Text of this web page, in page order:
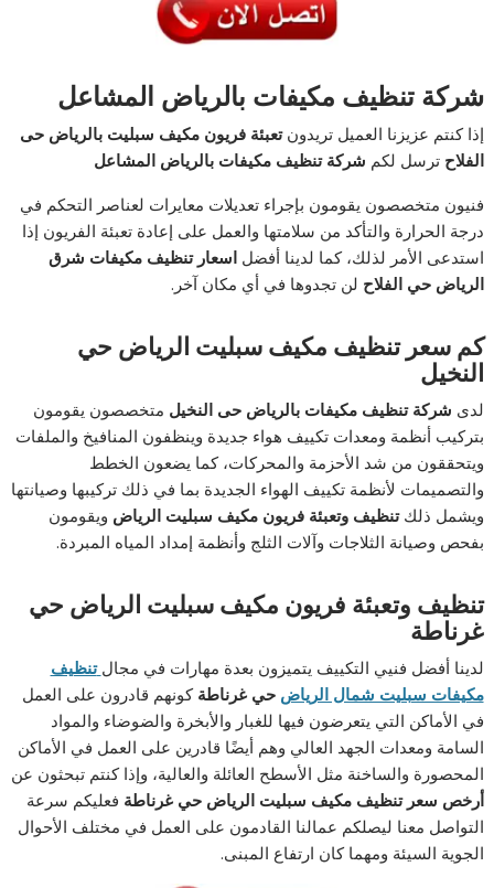
شركة تنظيف مكيفات بالرياض المشاعل
إذا كنتم عزيزنا العميل تريدونتعبئة فريون مكيف سبليت بالرياض حى
الفلاحترسل لكم شركة تنظيف مكيفات بالرياض المشاعل
فنيون متخصصون يقومون بإجراء تعديلات معايرات لعناصر التحكم في
درجة الحرارة والتأكد من سلامتها والعمل على إعادة تعبئة الفريون إذا
استدعى الأمر لذلك، كما لدينا أفضلاسعار تنظيف مكيفات شرق
الرياض حي الفلاح لن تجدوها في أي مكان آخر.
كم سعر تنظيف مكيف سبليت الرياض حي
النخيل
لدى شركة تنظيف مكيفات بالرياض حى النخيل متخصصون يقومون
بتركيب أنظمة ومعدات تكييف هواء جديدة وينظفون المنافيخ والملفات
ويتحققون من شد الأحزمة والمحركات، كما يضعون الخطط
والتصميمات لأنظمة تكييف الهواء الجديدة بما في ذلك تركيبها وصيانتها
ويشمل ذلكتنظيف وتعبئة فريون مكيف سبليت الرياض ويقومون
بفحص وصيانة الثلاجات وآلات الثلج وأنظمة إمداد المياه المبردة.
تنظيف وتعبئة فريون مكيف سبليت الرياض حي
غرناطة
لدينا أفضل فنيي التكييف يتميزون بعدة مهارات في مجال تنظيف
مكيفات سبليت شمال الرياض حي غرناطةكونهم قادرون على العمل
في الأماكن التي يتعرضون فيها للغبار والأبخرة والضوضاء والمواد
السامة ومعدات الجهد العالي وهم أيضًا قادرين على العمل في الأماكن
المحصورة والساخنة مثل الأسطح العائلة والعالية، وإذا كنتم تبحثون عن
أرخص سعر تنظيف مكيف سبليت الرياض حي غرناطة فعليكم سرعة
التواصل معنا ليصلكم عمالنا القادمون على العمل في مختلف الأحوال
الجوية السيئة ومهما كان ارتفاع المبنى.